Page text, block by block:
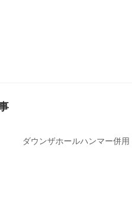
ダウンザホールハンマー